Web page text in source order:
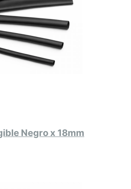
Negro x 18mm